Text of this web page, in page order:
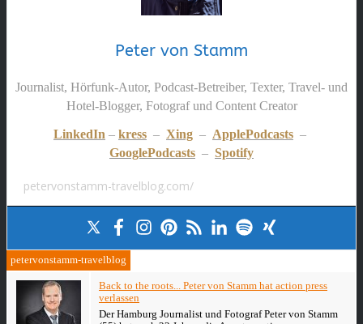
Peter von Stamm
Journalist, Hörfunk-Autor, Podcast-Betreiber, Texter, Travel- und
Hotel-Blogger, Fotograf und Content Creator
LinkedIn – kress – Xing – ApplePodcasts –
GooglePodcasts – Spotify
petervonstamm-travelblog.com/
petervonstamm-travelblog
Back to the roots... Peter von Stamm hat action press
verlassen
Der Hamburg Journalist und Fotograf Peter von Stamm